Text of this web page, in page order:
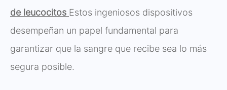
de leucocitos Estos ingeniosos dispositivos
desempeñan un papel fundamental para
garantizar que la sangre que recibe sea lo más
segura posible.